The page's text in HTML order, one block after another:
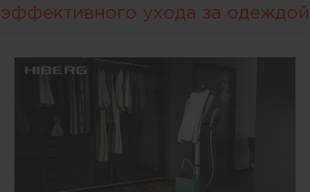
эффективного ухода за одеждой